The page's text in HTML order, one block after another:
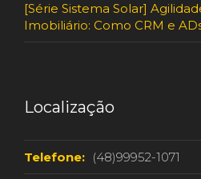
[Série Sistema Solar]
Imobiliário: Como CRM e
Localização
Telefone: (48)99952-1071